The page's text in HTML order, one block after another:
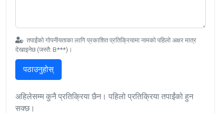
तपाईंको गोपनीयताका लागि प्रकाशित प्रतिक्रियामा नामको पहिलो अक्षर मात्र
देखाइनेछ (जस्तै: B***)।
पठाउनुहोस्
अहिलेसम्म कुनै प्रतिक्रिया छैन। पहिलो प्रतिक्रिया तपाईंको हुन
सक्छ।